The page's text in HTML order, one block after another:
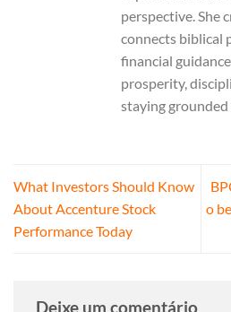
perspective. She
connects biblical
financial
prosperity,
staying
What Investors Should Know
About Accenture Stock
Performance Today
o
Deixe um comentário